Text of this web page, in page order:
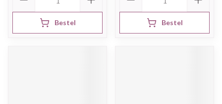
Bestel Bestel